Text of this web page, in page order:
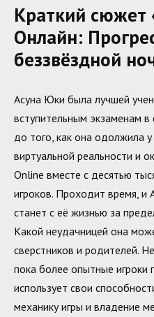
Краткий сюжет
Онлайн:
беззвёздной
Асуна Юки была лучшей
вступительным экзаменам
до того, как она одолжила
виртуальной реальности и
Online вместе с десятью
игроков. Проходит время, и
станет с её жизнью за
Какой неудачницей она
сверстников и родителей.
пока более опытные игроки
использует свои
механику игры и владение